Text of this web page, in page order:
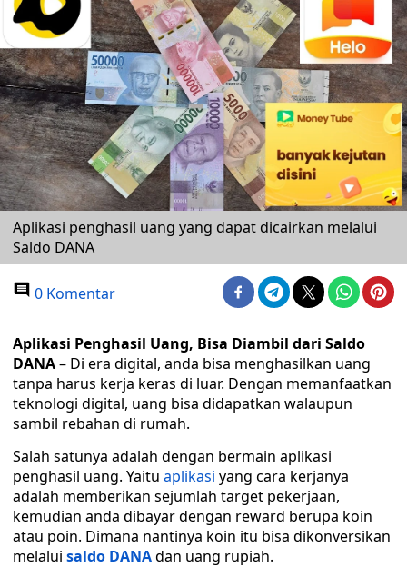
Aplikasi penghasil uang yang dapat dicairkan melalui
Saldo DANA
0 Komentar
Aplikasi Penghasil Uang, Bisa Diambil dari Saldo
DANA– Di era digital, anda bisa menghasilkan uang
tanpa harus kerja keras di luar. Dengan memanfaatkan
teknologi digital, uang bisa didapatkan walaupun
sambil rebahan di rumah.
Salah satunya adalah dengan bermain aplikasi
penghasil uang. Yaitu aplikasi yang cara kerjanya
adalah memberikan sejumlah target pekerjaan,
kemudian anda dibayar dengan reward berupa koin
atau poin. Dimana nantinya koin itu bisa dikonversikan
melalui saldo DANAdan uang rupiah.